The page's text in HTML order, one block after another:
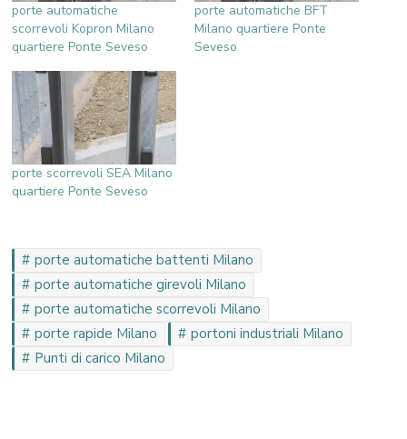
porte automatiche
scorrevoli Kopron Milano
quartiere Ponte Seveso
porte automatiche BFT
Milano quartiere Ponte
Seveso
porte scorrevoli SEA Milano
quartiere Ponte Seveso
porte automatiche battenti Milano
porte automatiche girevoli Milano
porte automatiche scorrevoli Milano
porte rapide Milano
portoni industriali Milano
Punti di carico Milano